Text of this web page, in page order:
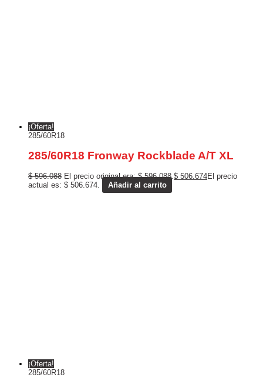
¡Oferta!
285/60R18
285/60R18 Fronway Rockblade A/T XL
$596.088 El precio original era: $ 596.088.$ 506.674El precio
actual es: $ 506.674.
Añadir al carrito
¡Oferta!
285/60R18